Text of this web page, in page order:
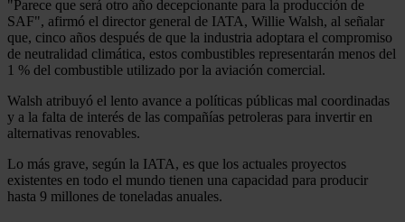
"Parece que será otro año decepcionante para la producción de
SAF", afirmó el director general de IATA, Willie Walsh, al señalar
que, cinco años después de que la industria adoptara el compromiso
de neutralidad climática, estos combustibles representarán menos del
1 % del combustible utilizado por la aviación comercial.
Walsh atribuyó el lento avance a políticas públicas mal coordinadas
y a la falta de interés de las compañías petroleras para invertir en
alternativas renovables.
Lo más grave, según la IATA, es que los actuales proyectos
existentes en todo el mundo tienen una capacidad para producir
hasta 9 millones de toneladas anuales.